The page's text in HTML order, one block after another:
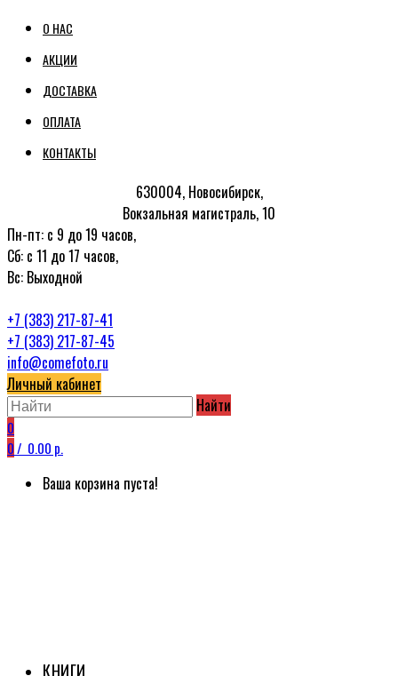
О НАС
АКЦИИ
ДОСТАВКА
ОПЛАТА
КОНТАКТЫ
630004, Новосибирск,
Вокзальная магистраль, 10
Пн-пт: с 9 до 19 часов,
Сб: с 11 до 17 часов,
Вс: Выходной
+7 (383) 217-87-41
+7 (383) 217-87-45
info@comefoto.ru
Личный кабинет
Найти
0
0/ 0.00 р.
Ваша корзина пуста!
КНИГИ